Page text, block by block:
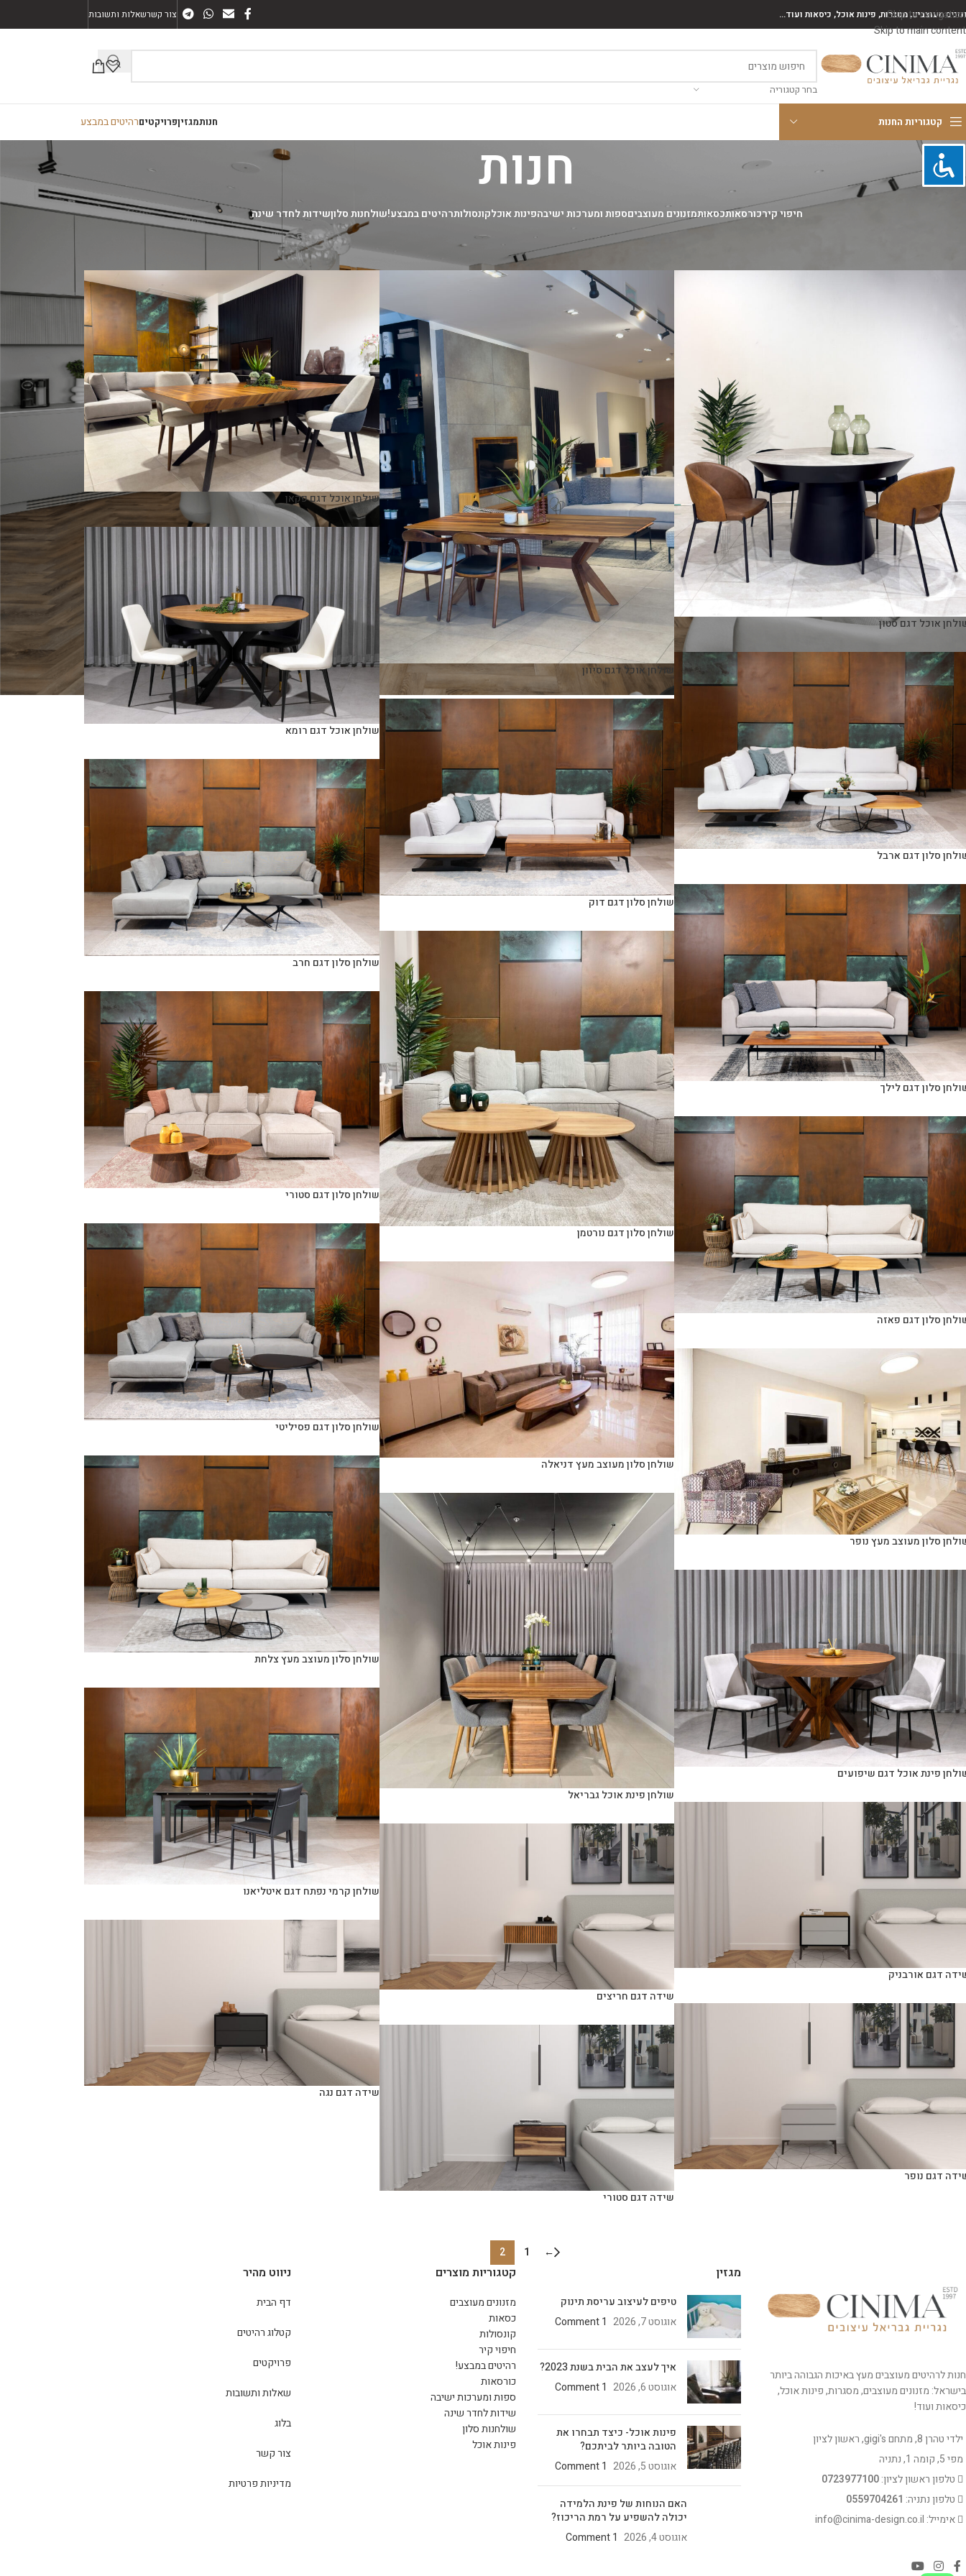
Skip to navigation
Skip to main content
מעוצבים, מסגרות, פינות אוכל, כיסאות ועוד... צור קשרשאלות ותשובות
בחר קטגוריה
קטגוריות החנות חנותמגזיןפרויקטיםרהיטים במבצע
חנות
חיפוי קירכורסאותכסאותמזנונים מעוצביםספות ומערכות ישיבהפינות אוכלקונסולותרהיטים במבצע!שולחנות סלוןשידות לחדר שינה
הצג 48
60
72
אוכל דגם סטון
שולחן אוכל דגם סיוון
שולחן אוכל דגם פקאן
שולחן אוכל דגם רומא
סלון דגם ארבל
שולחן סלון דגם דוק
שולחן סלון דגם חרב
סלון דגם לילך
שולחן סלון דגם נורטמן
שולחן סלון דגם סטורי
סלון דגם פאזה
שולחן סלון דגם פסיליטי
שולחן סלון מעוצב מעץ דניאלה
סלון מעוצב מעץ נופר
שולחן סלון מעוצב מעץ צלחת
שולחן פינת אוכל גבריאל
פינת אוכל דגם שיפועים
שולחן קרמי נפתח דגם איטליאנו
דגם אורבניק
שידה דגם חריצים
שידה דגם נגה
דגם נופר
שידה דגם סטורי
←
1
2
חנות לרהיטים מעוצבים מעץ באיכות הגבוהה ביותר
בישראל: מזנונים מעוצבים, מסגרות, פינות אוכל,
כיסאות ועוד!
ילדי טהרן 8, מתחם gigi's, ראשון לציון
מפי 5, קומה 1, נתניה
טלפון ראשון לציון:0723977100
טלפון נתניה: 0559704261
אימייל: info@cinima-design.co.il
מגזין
טיפים לעיצוב עריסת תינוק
אוגוסט 7, 2026
1 Comment
איך לעצב את הבית בשנת 2023?
אוגוסט 6, 2026
1 Comment
פינות אוכל- כיצד תבחרו את
הטובה ביותר לביתכם?
אוגוסט 5, 2026
1 Comment
האם הנוחות של פינת הלמידה
יכולה להשפיע על רמת הריכוז?
אוגוסט 4, 2026
1 Comment
קטגוריות מוצרים
מזנונים מעוצבים
כסאות
קונסולות
חיפוי קיר
רהיטים במבצע!
כורסאות
ספות ומערכות ישיבה
שידות לחדר שינה
שולחנות סלון
פינות אוכל
ניווט מהיר
דף הבית
קטלוג רהיטים
פרויקטים
שאלות ותשובות
בלוג
צור קשר
מדיניות פרטיות